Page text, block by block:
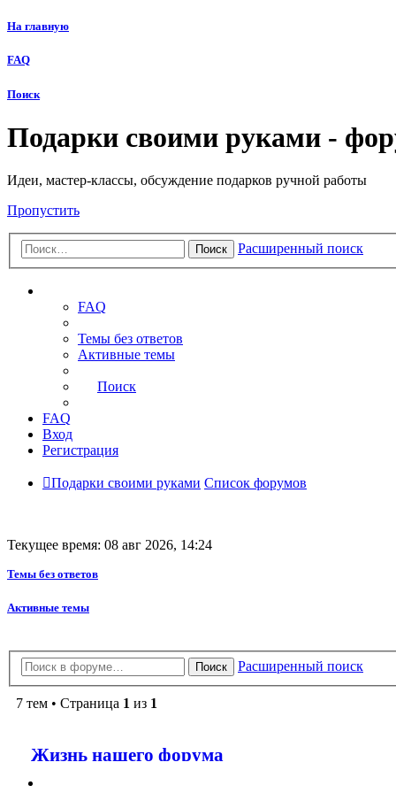
На главную
FAQ
Поиск
Подарки своими руками -
Идеи, мастер-классы, обсуждение подарков ручной работы
Пропустить
Поиск Расширенный поиск
FAQ
Темы без ответов
Активные темы
Поиск
FAQ
Вход
Регистрация
Подарки своими руками Список форумов
Текущее время: 08 авг 2026, 14:24
Темы без ответов
Активные темы
Поиск Расширенный поиск
7 тем • Страница 1 из 1
Жизнь нашего форума